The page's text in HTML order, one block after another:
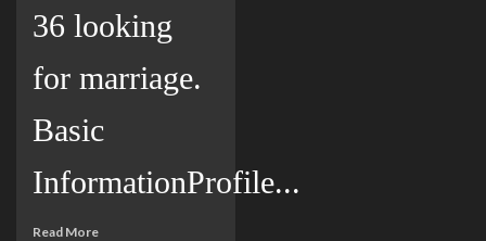
36 looking
for marriage.
Basic
InformationProfile...
Read More